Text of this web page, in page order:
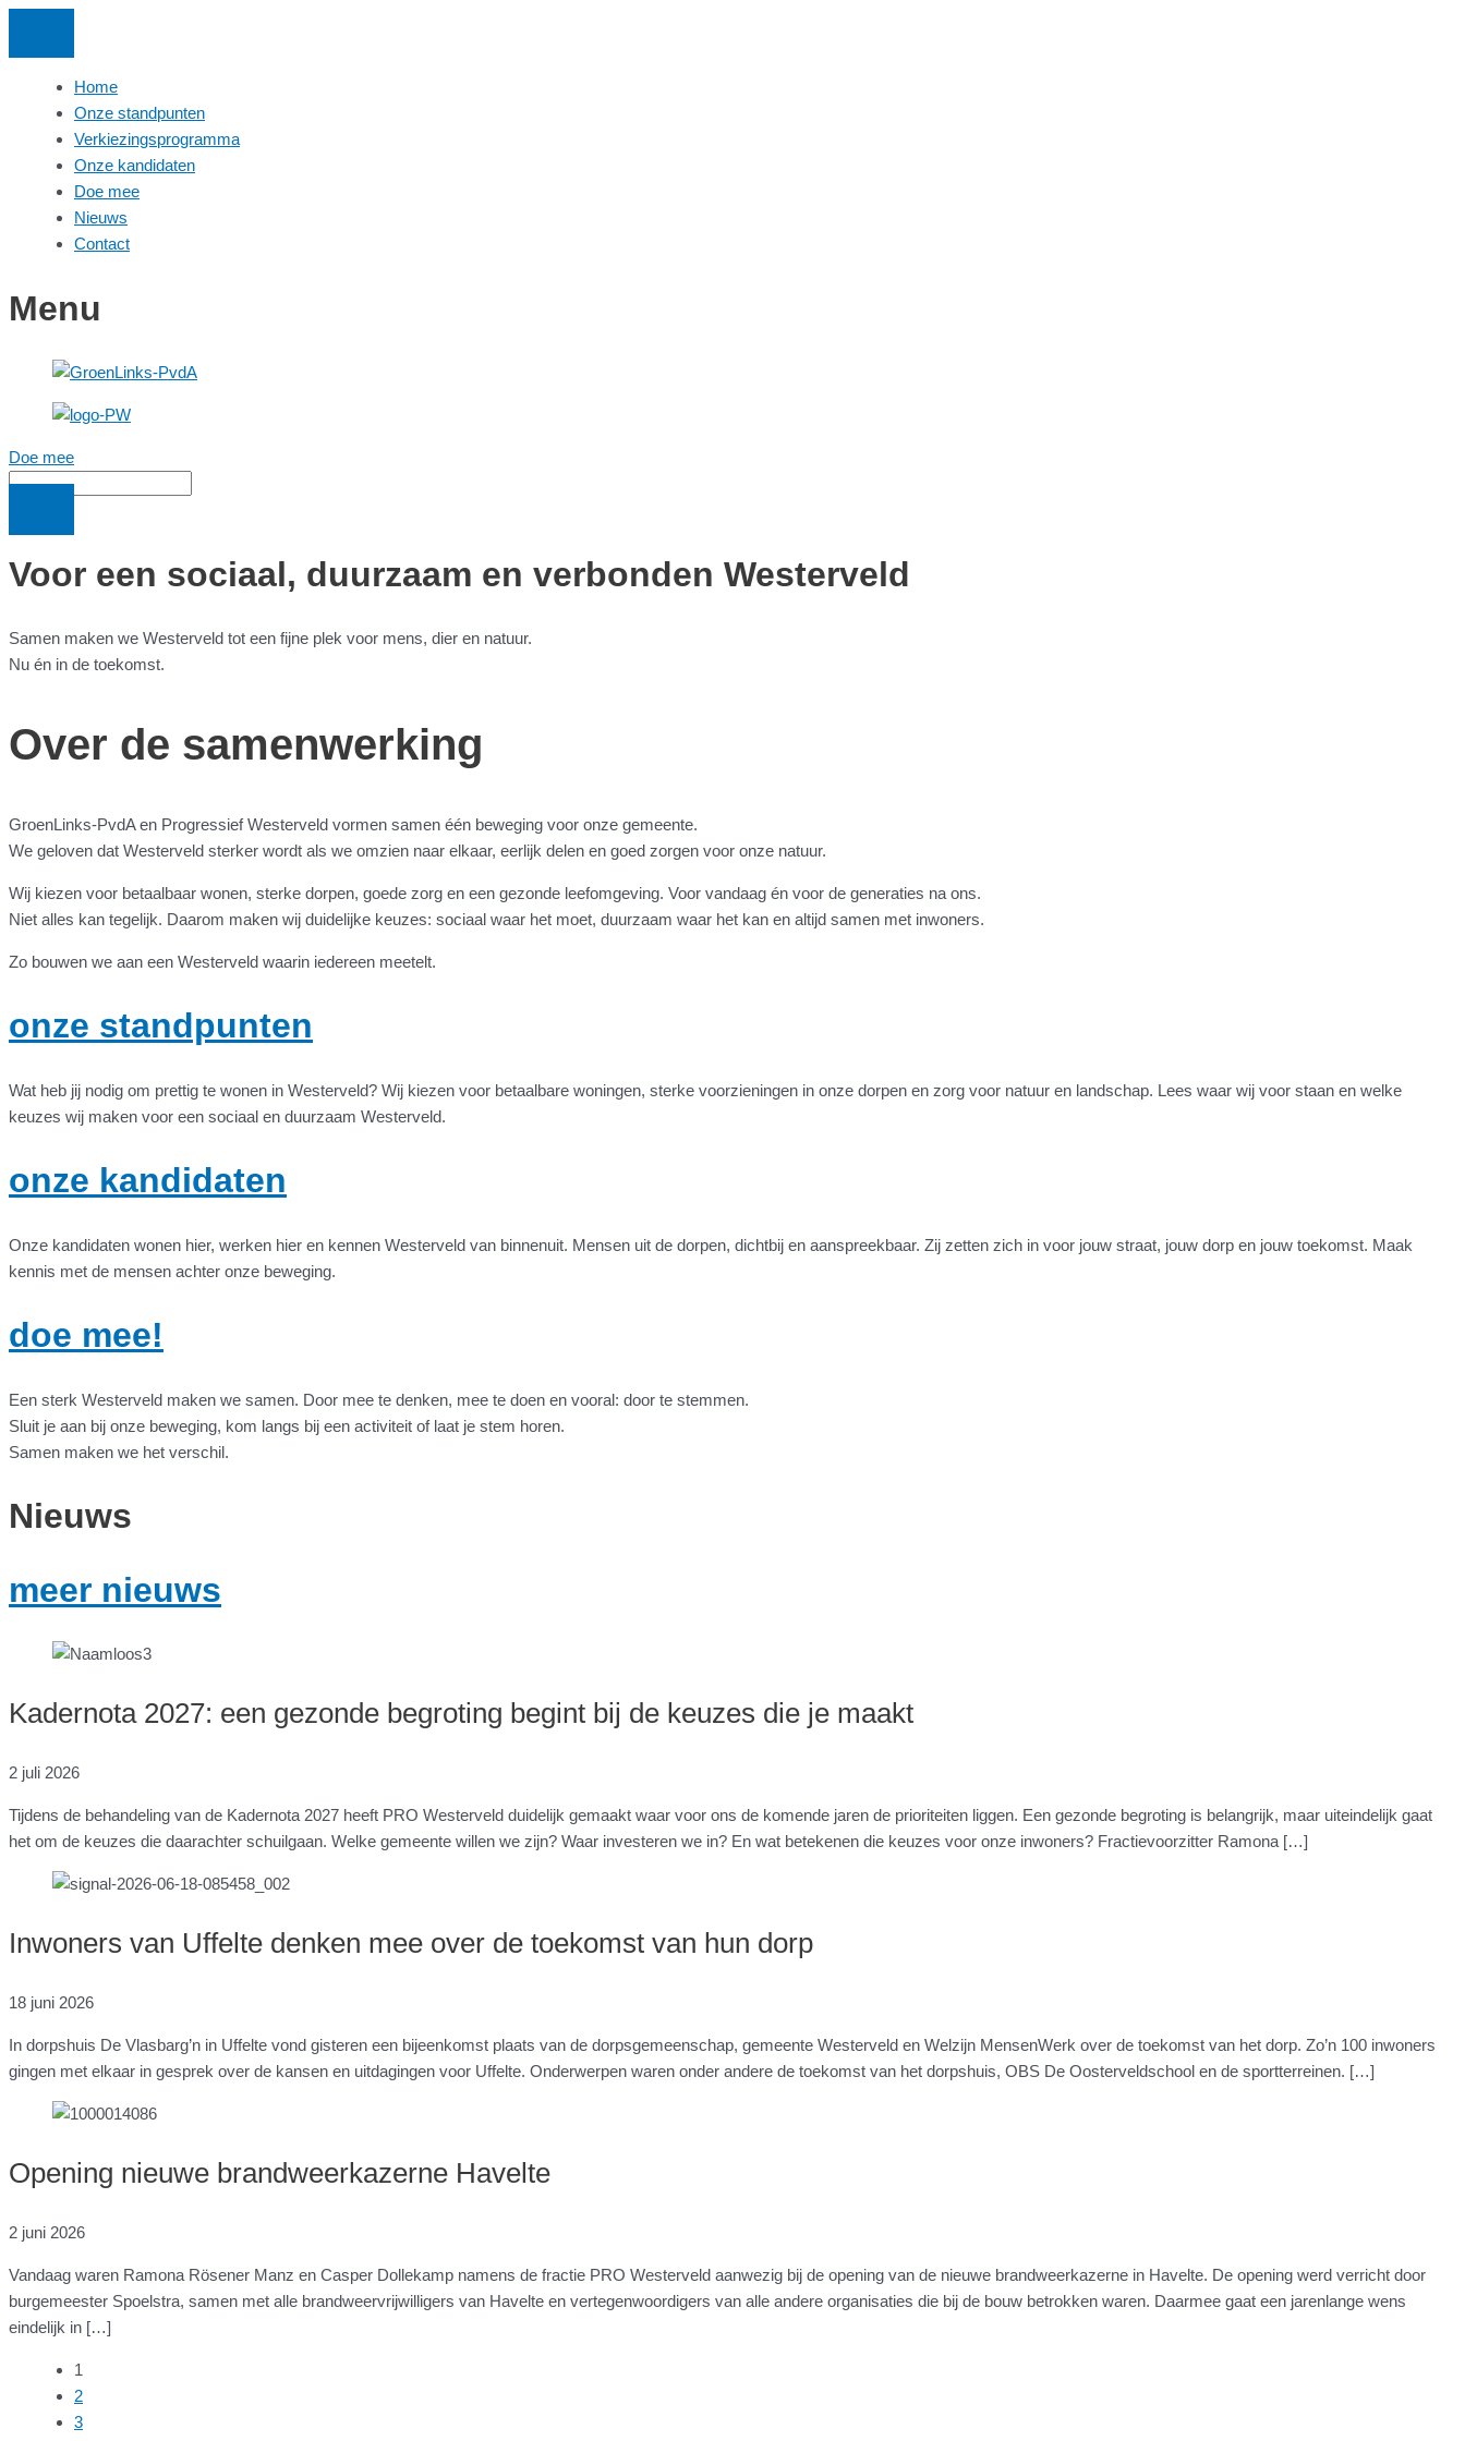
Home
Onze standpunten
Verkiezingsprogramma
Onze kandidaten
Doe mee
Nieuws
Contact
Menu
Doe mee
Voor een sociaal, duurzaam en verbonden Westerveld
Samen maken we Westerveld tot een fijne plek voor mens, dier en natuur.
Nu én in de toekomst.
Over de samenwerking
GroenLinks-PvdA en Progressief Westerveld vormen samen één beweging voor onze gemeente.
We geloven dat Westerveld sterker wordt als we omzien naar elkaar, eerlijk delen en goed zorgen voor onze natuur.
Wij kiezen voor betaalbaar wonen, sterke dorpen, goede zorg en een gezonde leefomgeving. Voor vandaag én voor de generaties na ons.
Niet alles kan tegelijk. Daarom maken wij duidelijke keuzes: sociaal waar het moet, duurzaam waar het kan en altijd samen met inwoners.
Zo bouwen we aan een Westerveld waarin iedereen meetelt.
onze standpunten
Wat heb jij nodig om prettig te wonen in Westerveld? Wij kiezen voor betaalbare woningen, sterke voorzieningen in onze dorpen en zorg voor natuur en landschap. Lees waar wij voor staan en welke
keuzes wij maken voor een sociaal en duurzaam Westerveld.
onze kandidaten
Onze kandidaten wonen hier, werken hier en kennen Westerveld van binnenuit. Mensen uit de dorpen, dichtbij en aanspreekbaar. Zij zetten zich in voor jouw straat, jouw dorp en jouw toekomst. Maak
kennis met de mensen achter onze beweging.
doe mee!
Een sterk Westerveld maken we samen. Door mee te denken, mee te doen en vooral: door te stemmen.
Sluit je aan bij onze beweging, kom langs bij een activiteit of laat je stem horen.
Samen maken we het verschil.
Nieuws
meer nieuws
Kadernota 2027: een gezonde begroting begint bij de keuzes die je maakt
2 juli 2026
Tijdens de behandeling van de Kadernota 2027 heeft PRO Westerveld duidelijk gemaakt waar voor ons de komende jaren de prioriteiten liggen. Een gezonde begroting is belangrijk, maar uiteindelijk gaat
het om de keuzes die daarachter schuilgaan. Welke gemeente willen we zijn? Waar investeren we in? En wat betekenen die keuzes voor onze inwoners? Fractievoorzitter Ramona […]
Inwoners van Uffelte denken mee over de toekomst van hun dorp
18 juni 2026
In dorpshuis De Vlasbarg’n in Uffelte vond gisteren een bijeenkomst plaats van de dorpsgemeenschap, gemeente Westerveld en Welzijn MensenWerk over de toekomst van het dorp. Zo’n 100 inwoners
gingen met elkaar in gesprek over de kansen en uitdagingen voor Uffelte. Onderwerpen waren onder andere de toekomst van het dorpshuis, OBS De Oosterveldschool en de sportterreinen. […]
Opening nieuwe brandweerkazerne Havelte
2 juni 2026
Vandaag waren Ramona Rösener Manz en Casper Dollekamp namens de fractie PRO Westerveld aanwezig bij de opening van de nieuwe brandweerkazerne in Havelte. De opening werd verricht door
burgemeester Spoelstra, samen met alle brandweervrijwilligers van Havelte en vertegenwoordigers van alle andere organisaties die bij de bouw betrokken waren. Daarmee gaat een jarenlange wens
eindelijk in […]
1
2
3